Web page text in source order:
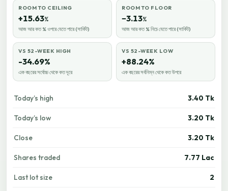
ROOM TO CEILING
+15.63%
আজ আর কত % ওপরে যেতে পারে (সার্কিট)
ROOM TO FLOOR
−3.13%
আজ আর কত % নিচে যেতে পারে (সার্কিট)
VS 52-WEEK HIGH
-34.69%
এক বছরের সর্বোচ্চ থেকে কত দূরে
VS 52-WEEK LOW
+88.24%
এক বছরের সর্বনিম্ন থেকে কত উপরে
Today’s high 3.40 Tk
Today’s low 3.20 Tk
Close 3.20 Tk
Shares traded 7.77 Lac
Last lot size 2